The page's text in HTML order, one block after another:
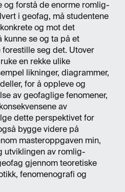
og forstå de enorme romlig-
i geofag, må studentene
og mot det
se og ta på et
seg det. Utover
en rekke ulike
likninger, diagrammer,
for å oppleve og
av geofaglige fenomener,
av
dette perspektivet for
bygge videre på
masteroppgaven min,
utviklingen av romlig-
gjennom teoretiske
fenomenografi og